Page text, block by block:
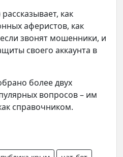
как
аферистов, как
звонят мошенники, и
своего аккаунта в
более двух
вопросов – им
справочником.